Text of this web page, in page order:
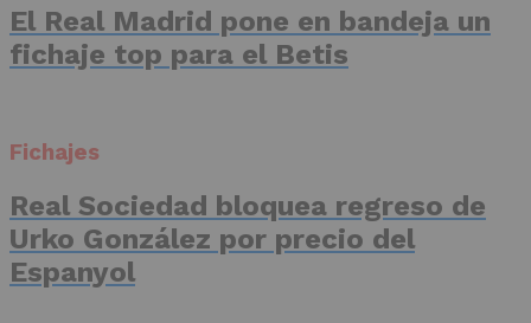
El Real Madrid pone en bandeja un
fichaje top para el Betis
Fichajes
Real Sociedad bloquea regreso de
Urko González por precio del
Espanyol